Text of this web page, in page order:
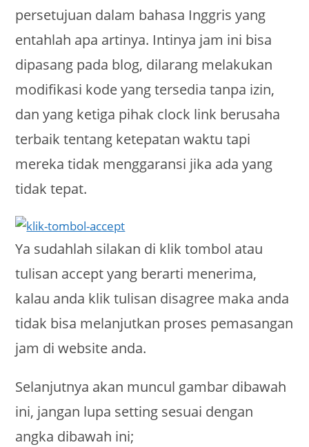
persetujuan dalam bahasa Inggris yang
entahlah apa artinya. Intinya jam ini bisa
dipasang pada blog, dilarang melakukan
modifikasi kode yang tersedia tanpa izin,
dan yang ketiga pihak clock link berusaha
terbaik tentang ketepatan waktu tapi
mereka tidak menggaransi jika ada yang
tidak tepat.
Ya sudahlah silakan di klik tombol atau
tulisan accept yang berarti menerima,
kalau anda klik tulisan disagree maka anda
tidak bisa melanjutkan proses pemasangan
jam di website anda.
Selanjutnya akan muncul gambar dibawah
ini, jangan lupa setting sesuai dengan
angka dibawah ini;